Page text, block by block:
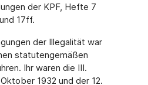
der KPF, Hefte 7
17ff.
der Illegalität war
statutengemäßen
Ihr waren die III.
1932 und der 12.